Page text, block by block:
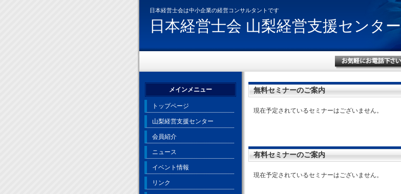
日本経営士会は中小企業の経営コンサルタントです
日本経営士会 山梨経営支援センター
無料セミナーのご案内
現在予定されているセミナーはございません。
有料セミナーのご案内
現在予定されているセミナーはございません。
メインメニュー
トップページ
山梨経営支援センター
会員紹介
ニュース
イベント情報
リンク